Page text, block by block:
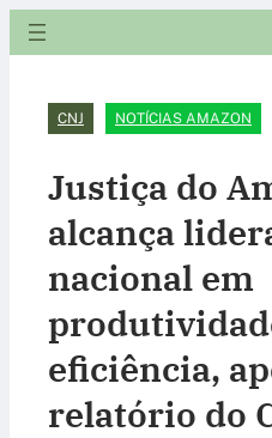
CNJ NOTÍCIAS AMAZON
Justiça do
alcança
nacional em
eficiência,
relatório do